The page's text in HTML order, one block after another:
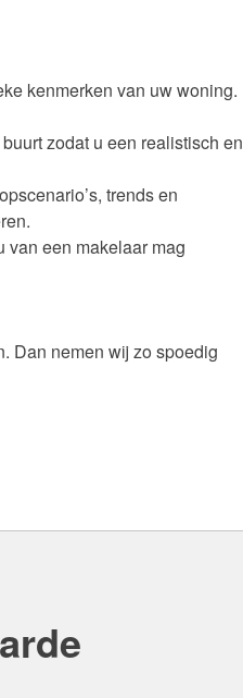
kenmerken van uw woning.
zodat u een realistisch en
trends en
van een makelaar mag
Dan nemen wij zo spoedig